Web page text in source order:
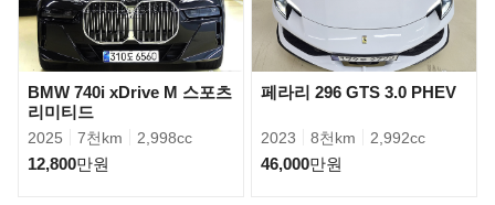
BMW 740i xDrive M 스포츠
리미티드
2025 7천km 2,998cc
12,800만원
페라리 296 GTS 3.0 PHEV
2023 8천km 2,992cc
46,000만원